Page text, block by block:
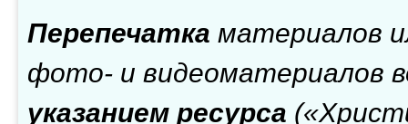
Перепечатка материалов
фото- и видеоматериалов
указанием ресурса